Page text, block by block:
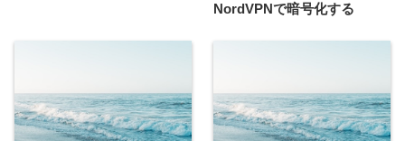
NordVPNで暗号化する